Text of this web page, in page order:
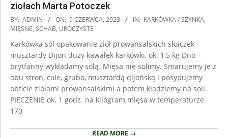
ziołach Marta Potoczek
2023-
06-
09
BY: ADMIN ON: 9 CZERWCA, 2023 IN: KARKÓWKA / SZYNKA,
MIĘSNE, SCHAB, UROCZYSTE
Karkówka sól opakowanie ziół prowansalskich słoiczek
musztardy Dijon duży kawałek karkówki, ok. 1,5 kg Dno
brytfanny wykładamy solą. Mięsa nie solimy. Smarujemy je z
obu stron, całe, grubo, musztardą dijońską i posypujemy
obficie ziołami prowansalskimi a potem kładziemy na soli.
PIECZENIE ok. 1 godz. na kilogram mięsa w temperaturze
170
READ MORE →